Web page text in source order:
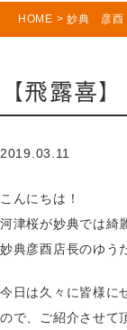
HOME > 妙典 彦酉
【飛露喜
2019.03.11
こんにちは！
河津桜が妙典では綺
妙典彦酉店長のゆう
今日は久々に皆様に
ので、ご紹介させて